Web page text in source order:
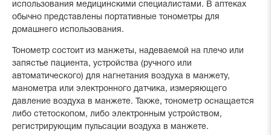
использования медицинскими специалистами. В аптеках
обычно представлены портативные тонометры для
домашнего использования.
Тонометр состоит из манжеты, надеваемой на плечо или
запястье пациента, устройства (ручного или
автоматического) для нагнетания воздуха в манжету,
манометра или электронного датчика, измеряющего
давление воздуха в манжете. Также, тонометр оснащается
либо стетоскопом, либо электронным устройством,
регистрирующим пульсации воздуха в манжете.